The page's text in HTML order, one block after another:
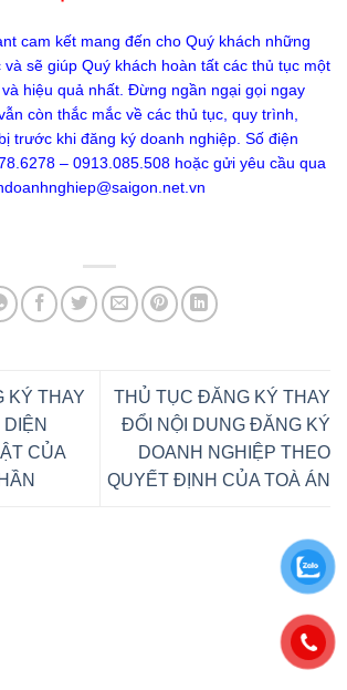
cam kết mang đến cho Quý khách những
sẽ giúp Quý khách hoàn tất các thủ tục một
hiệu quả nhất. Đừng ngần ngại gọi ngay
còn thắc mắc về các thủ tục, quy trình,
trước khi đăng ký doanh nghiệp. Số điện
– 0913.085.508 hoặc gửi yêu cầu qua
KÝ THAY
CỦA
THỦ TỤC ĐĂNG KÝ THAY
ĐỔI NỘI DUNG ĐĂNG KÝ
DOANH NGHIỆP THEO
QUYẾT ĐỊNH CỦA TOÀ ÁN